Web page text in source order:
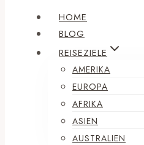
HOME
BLOG
REISEZIELE
AMERIKA
EUROPA
AFRIKA
ASIEN
AUSTRALIEN